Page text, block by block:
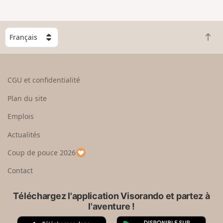
g
n
C
h
o
e
u
p
a
R
e
CGU et confidentialité
Plan du site
Emplois
Actualités
Coup de pouce 2026
Contact
Téléchargez l'application Visorando et partez à
l'aventure !
A G